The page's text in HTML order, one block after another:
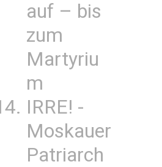
auf – bis
zum
Martyriu
m
IRRE! -
Moskauer
Patriarch